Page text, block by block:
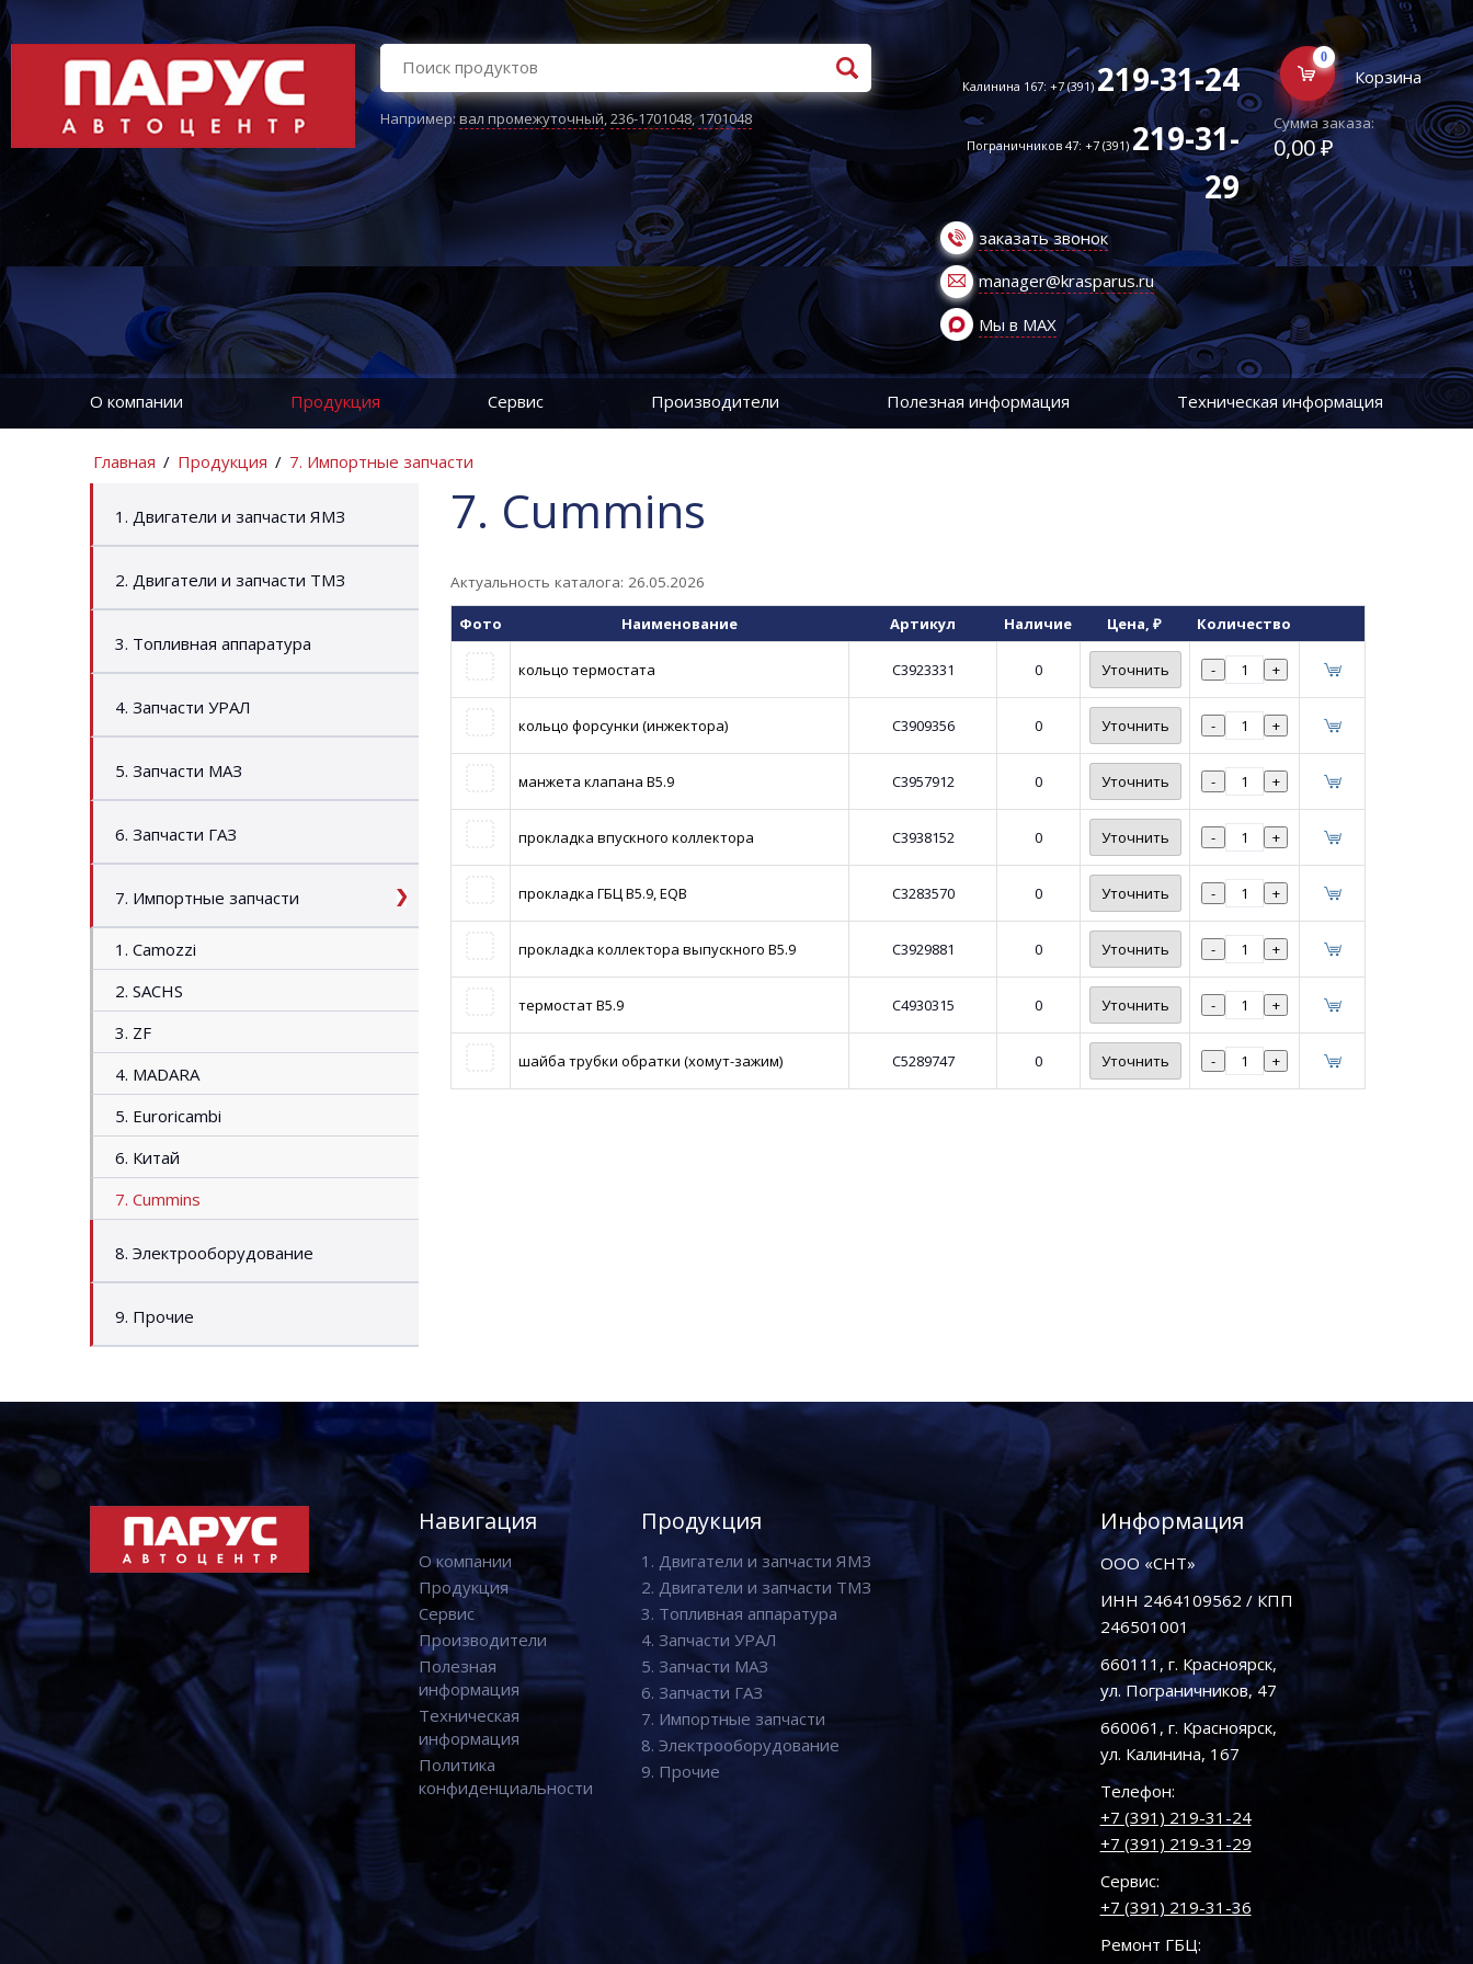
Например:вал промежуточный,236-1701048,1701048
Калинина 167: +7 (391)219-31-24
Пограничников 47: +7 (391)219-31-
29
заказать звонок
manager@krasparus.ru
Мы в MAX
0
Корзина
Сумма заказа:
0,00 ₽
О компании Продукция Сервис Производители Полезная информация Техническая информация
Главная / Продукция / 7. Импортные запчасти
1. Двигатели и запчасти ЯМЗ
2. Двигатели и запчасти ТМЗ
3. Топливная аппаратура
4. Запчасти УРАЛ
5. Запчасти МАЗ
6. Запчасти ГАЗ
7. Импортные запчасти
1. Camozzi
2. SACHS
3. ZF
4. MADARA
5. Euroricambi
6. Китай
7. Cummins
8. Электрооборудование
9. Прочие
7. Cummins
Актуальность каталога: 26.05.2026
Фото Наименование Артикул Наличие Цена, ₽ Количество
кольцо термостата С3923331 0 Уточнить - +
кольцо форсунки (инжектора) С3909356 0 Уточнить - +
манжета клапана В5.9 С3957912 0 Уточнить - +
прокладка впускного коллектора С3938152 0 Уточнить - +
прокладка ГБЦ В5.9, EQB С3283570 0 Уточнить - +
прокладка коллектора выпускного В5.9 С3929881 0 Уточнить - +
термостат В5.9 С4930315 0 Уточнить - +
шайба трубки обратки (хомут-зажим) С5289747 0 Уточнить - +
Навигация
О компании
Продукция
Сервис
Производители
Полезная
информация
Техническая
информация
Политика
конфиденциальности
Продукция
1. Двигатели и запчасти ЯМЗ
2. Двигатели и запчасти ТМЗ
3. Топливная аппаратура
4. Запчасти УРАЛ
5. Запчасти МАЗ
6. Запчасти ГАЗ
7. Импортные запчасти
8. Электрооборудование
9. Прочие
Информация
ООО «СНТ»
ИНН 2464109562 / КПП
246501001
660111, г. Красноярск,
ул. Пограничников, 47
660061, г. Красноярск,
ул. Калинина, 167
Телефон:
+7 (391) 219-31-24
+7 (391) 219-31-29
Сервис:
+7 (391) 219-31-36
Ремонт ГБЦ: